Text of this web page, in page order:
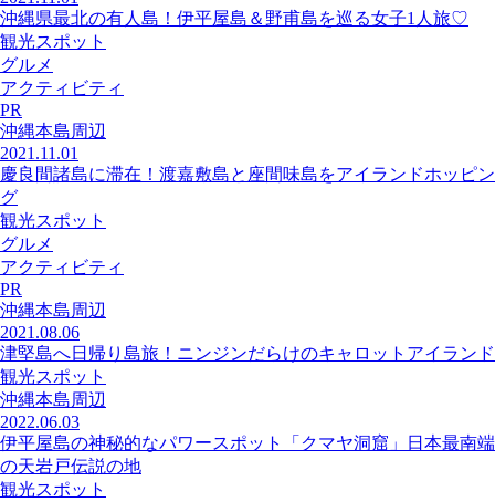
沖縄県最北の有人島！伊平屋島＆野甫島を巡る女子1人旅♡
観光スポット
グルメ
アクティビティ
PR
沖縄本島周辺
2021.11.01
慶良間諸島に滞在！渡嘉敷島と座間味島をアイランドホッピン
グ
観光スポット
グルメ
アクティビティ
PR
沖縄本島周辺
2021.08.06
津堅島へ日帰り島旅！ニンジンだらけのキャロットアイランド
観光スポット
沖縄本島周辺
2022.06.03
伊平屋島の神秘的なパワースポット「クマヤ洞窟」日本最南端
の天岩戸伝説の地
観光スポット